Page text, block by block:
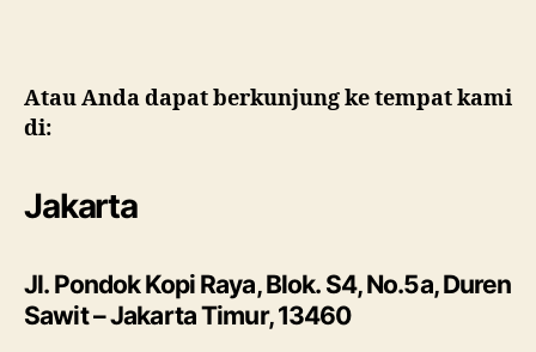
Atau Anda dapat berkunjung ke tempat kami
di:
Jakarta
Jl. Pondok Kopi Raya, Blok. S4, No.5a, Duren
Sawit – Jakarta Timur, 13460